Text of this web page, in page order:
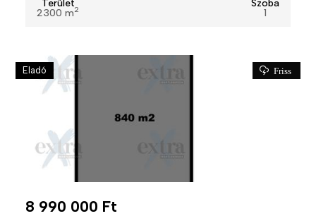
Terület
2300 m2
Szoba
1
Eladó Friss
8 990 000 Ft